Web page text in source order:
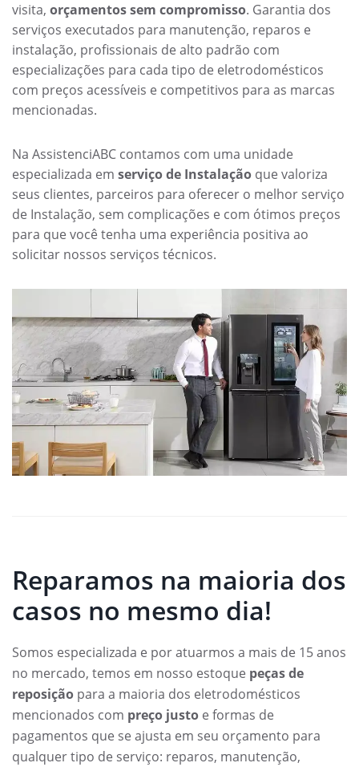
visita, orçamentos sem compromisso. Garantia dos
serviços executados para manutenção, reparos e
instalação, profissionais de alto padrão com
especializações para cada tipo de eletrodomésticos
com preços acessíveis e competitivos para as marcas
mencionadas.
Na AssistenciABC contamos com uma unidade
especializada em serviço de Instalação que valoriza
seus clientes, parceiros para oferecer o melhor serviço
de Instalação, sem complicações e com ótimos preços
para que você tenha uma experiência positiva ao
solicitar nossos serviços técnicos.
Reparamos na maioria dos
casos no mesmo dia!
Somos especializada e por atuarmos a mais de 15 anos
no mercado, temos em nosso estoque peças de
reposição para a maioria dos eletrodomésticos
mencionados com preço justo e formas de
pagamentos que se ajusta em seu orçamento para
qualquer tipo de serviço: reparos, manutenção,